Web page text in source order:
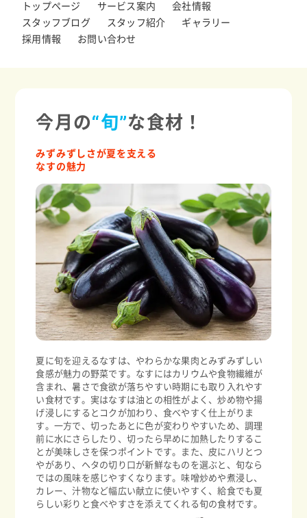
トップページ サービス案内
会社情報
スタッフブログ
スタッフ紹介
ギャラリー
採用情報
お問い合わせ
今月の“旬”な食材！
みずみずしさが夏を支える
なすの魅力
夏に旬を迎えるなすは、やわらかな果肉とみずみずしい
食感が魅力の野菜です。なすにはカリウムや食物繊維が
含まれ、暑さで食欲が落ちやすい時期にも取り入れやす
い食材です。実はなすは油との相性がよく、炒め物や揚
げ浸しにするとコクが加わり、食べやすく仕上がりま
す。一方で、切ったあとに色が変わりやすいため、調理
前に水にさらしたり、切ったら早めに加熱したりするこ
とが美味しさを保つポイントです。また、皮にハリとつ
やがあり、ヘタの切り口が新鮮なものを選ぶと、旬なら
ではの風味を感じやすくなります。味噌炒めや煮浸し、
カレー、汁物など幅広い献立に使いやすく、給食でも夏
らしい彩りと食べやすさを添えてくれる旬の食材です。